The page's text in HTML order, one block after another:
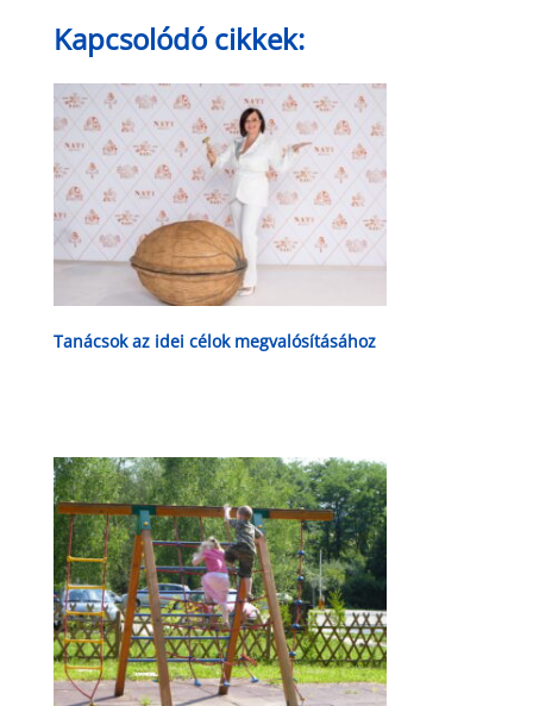
Kapcsolódó cikkek:
Tanácsok az idei célok megvalósításához